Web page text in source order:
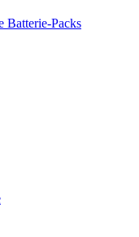
Batterie-Packs